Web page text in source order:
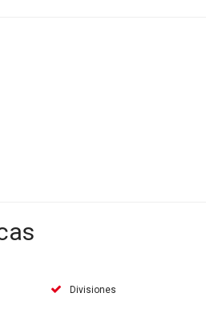
Divisiones